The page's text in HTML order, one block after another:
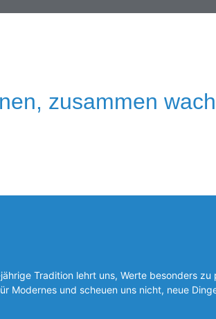
zusammen
Tradition lehrt uns, Werte besonders
und scheuen uns nicht, neue